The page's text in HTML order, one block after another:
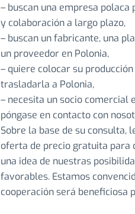
– buscan una empresa polaca
y colaboración a largo plazo,
– buscan un fabricante, una
un proveedor en Polonia,
– quiere colocar su
trasladarla a Polonia,
– necesita un socio comercial
póngase en contacto con
Sobre la base de su consulta,
oferta de precio gratuita para
una idea de nuestras
favorables. Estamos
cooperación será beneficiosa